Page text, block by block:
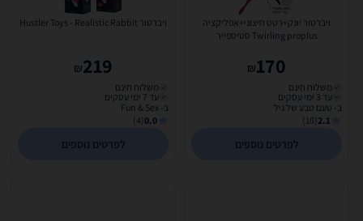
ויברטור יונק+רטט חיצוני+אפליקציה
Twirling proplus סטיספייר
170
₪
משלוח חינם
עד 3 ימי עסקים
ב- טעם טבע של גיל
2.1
(10)
לפרטים נוספים
ויברטור Hustler Toys - Realistic Rabbit
219
₪
משלוח חינם
עד 7 ימי עסקים
ב- Fun & Sex
0.0
(4)
לפרטים נוספים